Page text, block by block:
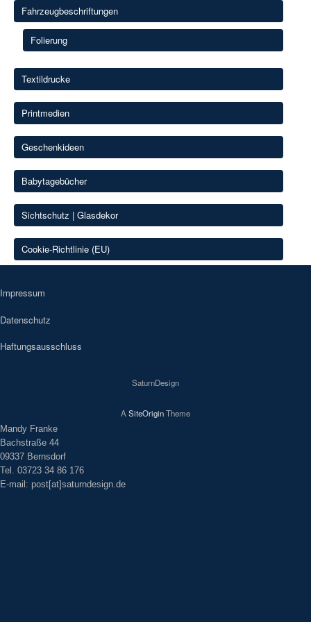
Fahrzeugbeschriftungen
Folierung
Textildrucke
Printmedien
Geschenkideen
Babytagebücher
Sichtschutz | Glasdekor
Cookie-Richtlinie (EU)
Impressum
Datenschutz
Haftungsausschluss
Mandy Franke
Bachstraße 44
09337 Bernsdorf
Tel. 03723 34 86 176
E-mail: post[at]saturndesign.de
SaturnDesign
ASiteOriginTheme